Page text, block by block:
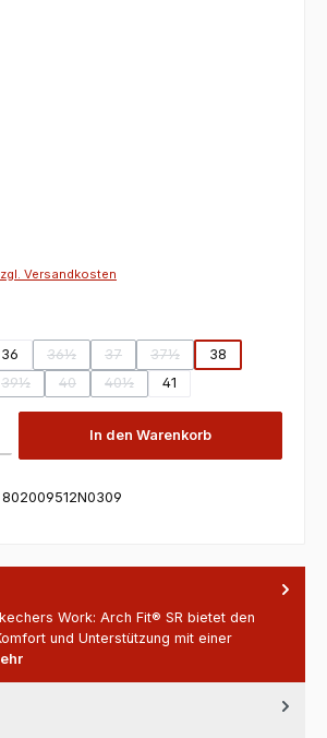
Versandkosten
zurzeit nicht verfügbar.)
ist zurzeit nicht verfügbar.)
36 36½
(Diese Option ist zurzeit nicht verfügbar.)
37
(Diese Option ist zurzeit nicht
37½
(Diese Option ist zurzeit
38
zurzeit nicht verfügbar.)
39½
(Diese Option ist zurzeit nicht verfügbar.)
40
(Diese Option ist zurzeit nicht verfügbar.)
40½
(Diese Option ist zurzeit nicht
41
den gewünschten Wert ein oder benutze die
In den Warenkorb
802009512N0309
Work: Arch Fit® SR bietet den
und Unterstützung mit einer